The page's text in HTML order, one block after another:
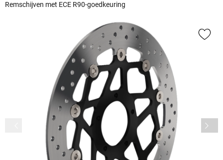
Remschijven met ECE R90-goedkeuring